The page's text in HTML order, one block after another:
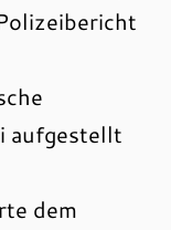
aufgestellt
dem